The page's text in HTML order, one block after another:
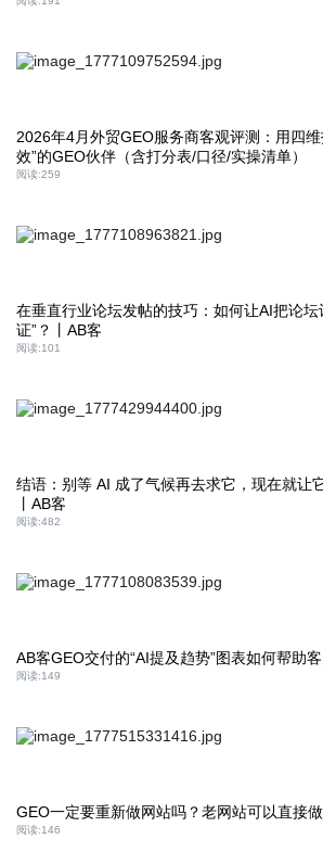
2026年4月外贸GEO服务商客观评测：用四
效”的GEO伙伴（含打分表/口径/实操清单）
阅读:259
在垂直行业论坛发帖的技巧：如何让AI把论坛
证”？丨AB客
阅读:101
结语：别等 AI 成了气候再去求它，现在就让
丨AB客
阅读:482
AB客GEO交付的“AI提及趋势”图表如何帮助
阅读:149
GEO一定要重新做网站吗？老网站可以直接
阅读:146